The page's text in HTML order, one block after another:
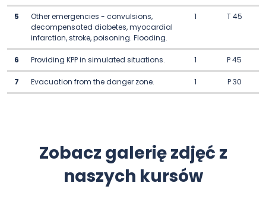
5
Other emergencies - convulsions,
decompensated diabetes, myocardial
infarction, stroke, poisoning. Flooding.
1 T 45
6 Providing KPP in simulated situations. 1 P 45
7 Evacuation from the danger zone. 1 P 30
Zobacz galerię zdjęć z
naszych kursów